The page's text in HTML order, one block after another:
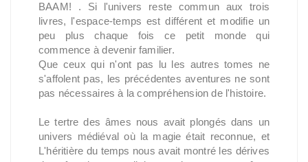
BAAM! . Si l'univers reste commun aux trois
livres, l'espace-temps est différent et modifie un
peu plus chaque fois ce petit monde qui
commence à devenir familier.
Que ceux qui n'ont pas lu les autres tomes ne
s'affolent pas, les précédentes aventures ne sont
pas nécessaires à la compréhension de l'histoire.
Le tertre des âmes nous avait plongés dans un
univers médiéval où la magie était reconnue, et
L'héritière du temps nous avait montré les dérives